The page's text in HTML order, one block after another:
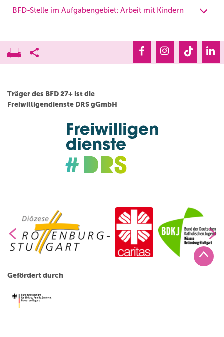
BFD-Stelle im Aufgabengebiet: Arbeit mit Kindern
Träger des BFD 27+ ist die
Freiwilligendienste DRS gGmbH
Gefördert durch